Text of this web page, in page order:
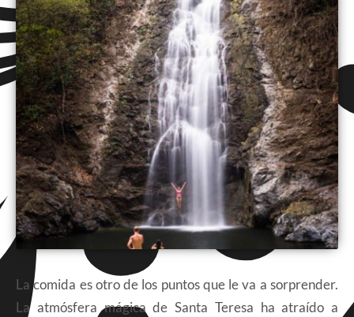
La comida es otro de los puntos que le va a sorprender.
La atmósfera mágica de Santa Teresa ha atraído a